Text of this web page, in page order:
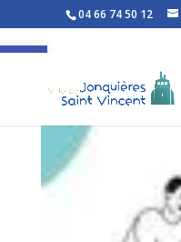
Ouvrir la barre d’outils
04 66 74 50 12